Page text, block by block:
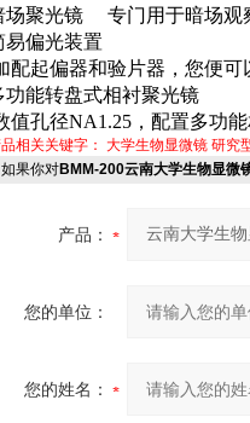
场聚光镜
专门用于暗场观
易偏光装置
配起偏器和验片器，您便
功能转盘式相衬聚光镜
值孔径NA1.25 ，配置多功
相关关键字： 大学生物显微镜 研究
果你对BMM-200云南大学生物显微
产品：
您的单位：
您的姓名：